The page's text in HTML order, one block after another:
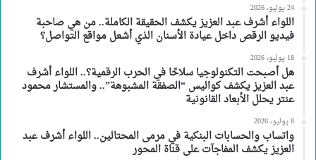
24 يوليو، 2026
اللواء أشرف عبد العزيز يكشف الحقيقة الكاملة.. من هي صاحبة
فيديو الرقص داخل عيادة الأسنان الذي أشعل مواقع التواصل؟
18 يوليو، 2026
هل أصبحت التكنولوجيا سلاحًا في الحرب الرقمية؟.. اللواء أشرف
عبد العزيز يكشف كواليس “الصفقة المشبوهة”.. والمستشار محمود
عنتر يحلل الأبعاد القانونية
8 يوليو، 2026
واتساب والحسابات البنكية في مرمى المحتالين.. اللواء أشرف عبد
العزيز يكشف المفاجآت على قناة المحور